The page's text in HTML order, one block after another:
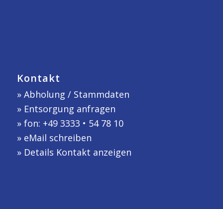
Kontakt
» Abholung / Stammdaten
» Entsorgung anfragen
» fon: +49 3333 • 54 78 10
» eMail schreiben
» Details Kontakt anzeigen